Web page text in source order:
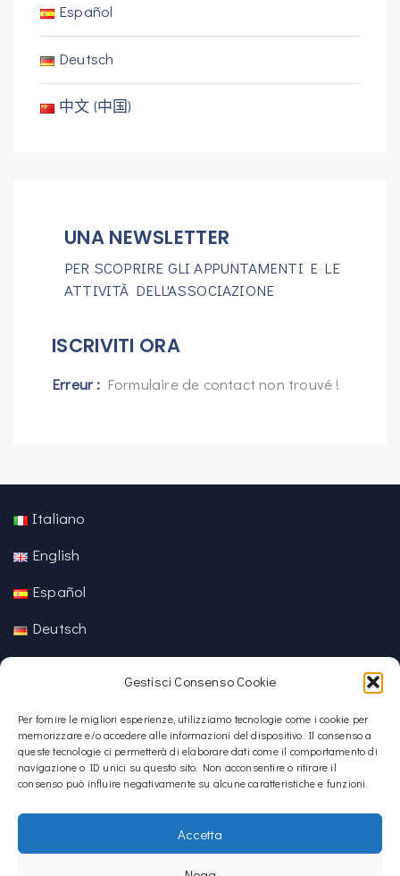
Gestisci Consenso Cookie
Per fornire le migliori esperienze, utilizziamo tecnologie come i cookie per
memorizzare e/o accedere alle informazioni del dispositivo. Il consenso a
queste tecnologie ci permetterà di elaborare dati come il comportamento di
navigazione o ID unici su questo sito. Non acconsentire o ritirare il
consenso può influire negativamente su alcune caratteristiche e funzioni.
Accetta
Español
Deutsch
中文 (中国)
UNA NEWSLETTER
PER SCOPRIRE GLI APPUNTAMENTI E LE
ATTIVITÀ DELL'ASSOCIAZIONE
ISCRIVITI ORA
Erreur : Formulaire de contact non trouvé !
Italiano
English
Español
Deutsch